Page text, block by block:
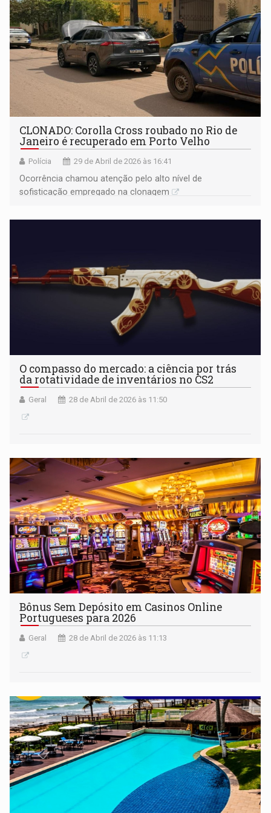
CLONADO: Corolla Cross roubado no Rio de
Janeiro é recuperado em Porto Velho
Polícia 29 de Abril de 2026 às 16:41
Ocorrência chamou atenção pelo alto nível de
sofisticação empregado na clonagem
O compasso do mercado: a ciência por trás
da rotatividade de inventários no CS2
Geral 28 de Abril de 2026 às 11:50
Bônus Sem Depósito em Casinos Online
Portugueses para 2026
Geral 28 de Abril de 2026 às 11:13